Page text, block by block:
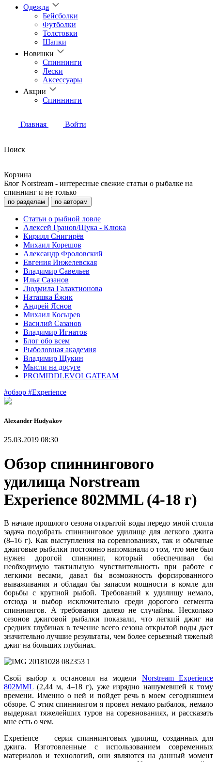
Одежда
Бейсболки
Футболки
Толстовки
Шапки
Новинки
Спиннинги
Лески
Аксессуары
Акции
Спиннинги
Главная Войти
Поиск
Корзина
Блог Norstream - интересные свежие статьи о рыбалке на
спиннинг и не только
по разделам по авторам
Статьи о рыбной ловле
Алексей Гранов/Щука - Клюка
Кирилл Снигирёв
Михаил Корешов
Александр Фроловский
Евгения Инжелевская
Владимир Савельев
Илья Сазанов
Людмила Галактионова
Наташка Ёжик
Андрей Яснов
Михаил Косырев
Василий Сазанов
Владимир Игнатов
Блог обо всем
Рыболовная академия
Владимир Щукин
Мысли на досуге
PROMIDDLEVOLGATEAM
#обзор #Experience
Alexander Нudyakov
25.03.2019 08:30
Обзор спиннингового
удилища Norstream
Experience 802MML (4-18 г)
В начале прошлого сезона открытой воды передо мной стояла
задача подобрать спиннинговое удилище для легкого джига
(8–16 г). Как выступления на соревнованиях, так и обычные
джиговые рыбалки постоянно напоминали о том, что мне был
нужен дорогой спиннинг, который обеспечивал бы
необходимую тактильную чувствительность при работе с
легкими весами, давал бы возможность форсированного
вываживания и обладал бы запасом мощности в комле для
борьбы с крупной рыбой. Требований к удилищу немало,
отсюда и выбор исключительно среди дорогого сегмента
спиннингов. А требования далеко не случайны. Несколько
сезонов джиговой рыбалки показали, что легкий джиг на
средних глубинах в течение всего сезона открытой воды дает
значительно лучшие результаты, чем более серьезный тяжелый
джиг на больших глубинах.
Свой выбор я остановил на модели Norstream Experience
802MML (2,44 м, 4–18 г), уже изрядно нашумевшей к тому
времени. Именно о ней и пойдет речь в моем сегодняшнем
обзоре. С этим спиннингом я провел немало рыбалок, немало
выдержал тяжелейших туров на соревнованиях, и рассказать
мне есть о чем.
Experience — серия спиннинговых удилищ, созданных для
джига. Изготовленные с использованием современных
материалов и технологий, они являются на данный момент